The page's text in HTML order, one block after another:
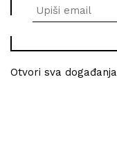
Otvori sva događanja